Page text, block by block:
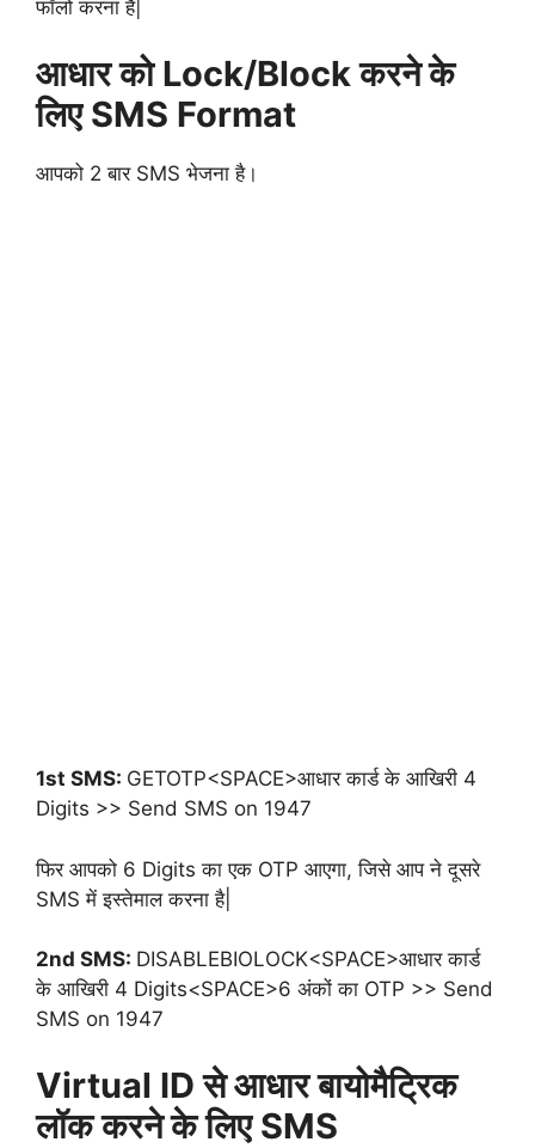
फॉलो करना है|
आधार को Lock/Block करने के
लिए SMS Format
आपको 2 बार SMS भेजना है।
1st SMS: GETOTP<SPACE>आधार कार्ड के आखिरी 4
Digits >> Send SMS on 1947
फिर आपको 6 Digits का एक OTP आएगा, जिसे आप ने दूसरे
SMS में इस्तेमाल करना है|
2nd SMS: DISABLEBIOLOCK<SPACE>आधार कार्ड
के आखिरी 4 Digits<SPACE>6 अंकों का OTP >> Send
SMS on 1947
Virtual ID से आधार बायोमैट्रिक
लॉक करने के लिए SMS